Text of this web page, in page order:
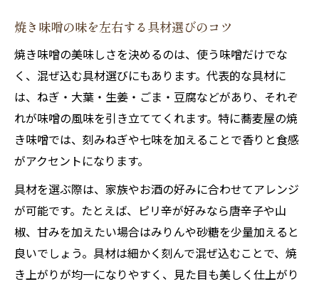
焼き味噌の味を左右する具材選びのコツ
焼き味噌の美味しさを決めるのは、使う味噌だけでな
く、混ぜ込む具材選びにもあります。代表的な具材に
は、ねぎ・大葉・生姜・ごま・豆腐などがあり、それぞ
れが味噌の風味を引き立ててくれます。特に蕎麦屋の焼
き味噌では、刻みねぎや七味を加えることで香りと食感
がアクセントになります。
具材を選ぶ際は、家族やお酒の好みに合わせてアレンジ
が可能です。たとえば、ピリ辛が好みなら唐辛子や山
椒、甘みを加えたい場合はみりんや砂糖を少量加えると
良いでしょう。具材は細かく刻んで混ぜ込むことで、焼
き上がりが均一になりやすく、見た目も美しく仕上がり